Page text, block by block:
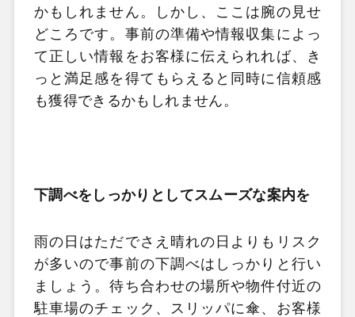
かもしれません。しかし、ここは腕の見せ
どころです。事前の準備や情報収集によっ
て正しい情報をお客様に伝えられれば、き
っと満足感を得てもらえると同時に信頼感
も獲得できるかもしれません。
下調べをしっかりとしてスムーズな案内を
雨の日はただでさえ晴れの日よりもリスク
が多いので事前の下調べはしっかりと行い
ましょう。待ち合わせの場所や物件付近の
駐車場のチェック、スリッパに傘、お客様